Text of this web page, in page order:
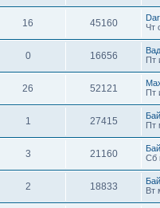
16 45160
Чт
0 16656
Пт
26 52121
Пт
1 27415
Пт
3 21160
Сб
2 18833
Вт